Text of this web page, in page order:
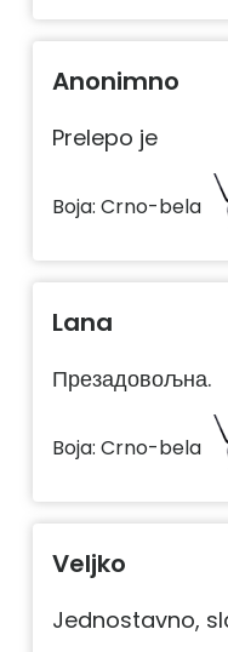
Anonimno
Prelepo je
Boja: Crno-bela
Lana
Презадовољна.
Boja: Crno-bela
Veljko
Jednostavno,